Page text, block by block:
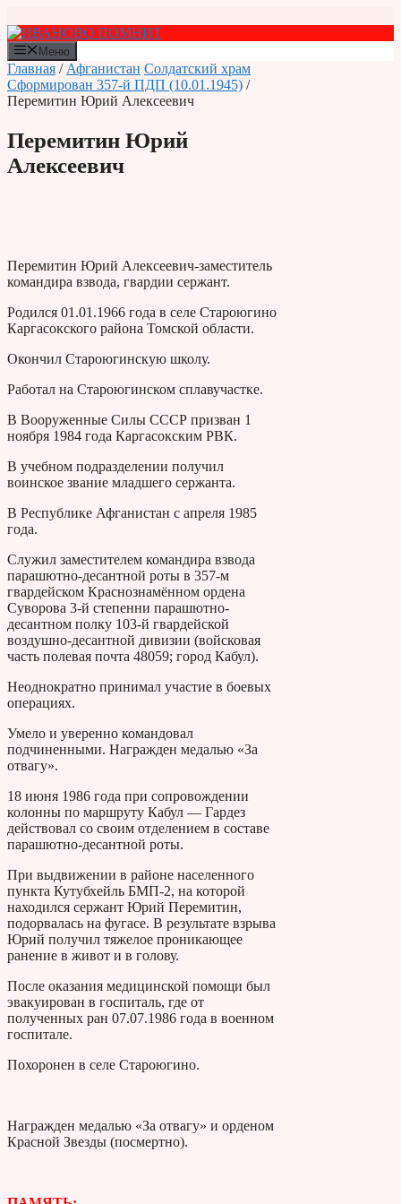
к
содержимому
Меню
Главная / Афганистан Солдатский храм
Сформирован 357-й ПДП (10.01.1945) /
Перемитин Юрий Алексеевич
Перемитин Юрий
Алексеевич
Перемитин Юрий Алексеевич-заместитель
командира взвода, гвардии сержант.
Родился 01.01.1966 года в селе Староюгино
Каргасокского района Томской области.
Окончил Староюгинскую школу.
Работал на Староюгинском сплавучастке.
В Вооруженные Силы СССР призван 1
ноября 1984 года Каргасокским РВК.
В учебном подразделении получил
воинское звание младшего сержанта.
В Республике Афганистан с апреля 1985
года.
Служил заместителем командира взвода
парашютно-десантной роты в 357-м
гвардейском Краснознамённом ордена
Суворова 3-й степенни парашютно-
десантном полку 103-й гвардейской
воздушно-десантной дивизии (войсковая
часть полевая почта 48059; город Кабул).
Неоднократно принимал участие в боевых
операциях.
Умело и уверенно командовал
подчиненными. Награжден медалью «За
отвагу».
18 июня 1986 года при сопровождении
колонны по маршруту Кабул — Гардез
действовал со своим отделением в составе
парашютно-десантной роты.
При выдвижении в районе населенного
пункта Кутубхейль БМП-2, на которой
находился сержант Юрий Перемитин,
подорвалась на фугасе. В результате взрыва
Юрий получил тяжелое проникающее
ранение в живот и в голову.
После оказания медицинской помощи был
эвакуирован в госпиталь, где от
полученных ран 07.07.1986 года в военном
госпитале.
Похоронен в селе Староюгино.
Награжден медалью «За отвагу» и орденом
Красной Звезды (посмертно).